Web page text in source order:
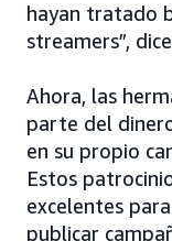
hayan tratado
streamers”,
Ahora, las
parte del
en su propio
Estos
excelentes
publicar